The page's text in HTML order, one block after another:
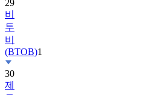
투
비
(BTOB)
30
제
로
베